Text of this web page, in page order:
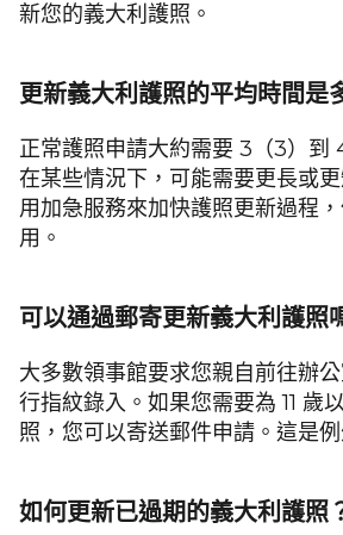
新您的義大利護照。
更新義大利護照的平均時間是
正常護照申請大約需要 3（3）到
在某些情況下，可能需要更長或
用加急服務來加快護照更新過程
用。
可以通過郵寄更新義大利護照
大多數領事館要求您親自前往辦
行指紋錄入。如果您需要為 11 歲
照，您可以寄送郵件申請。這是例
如何更新已過期的義大利護照